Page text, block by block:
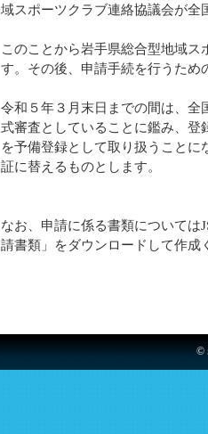
域スポーツクラブ連絡協議会が全
このことから岩手県総合型地域
す。その後、申請手続を行うため
令和５年３月末日までの間は、全
式審査としていることに鑑み、登
を予備登録として取り扱うこと
証に替えるものとします。
なお、申請に係る書類については
請書類」をダウンロードして作成
©